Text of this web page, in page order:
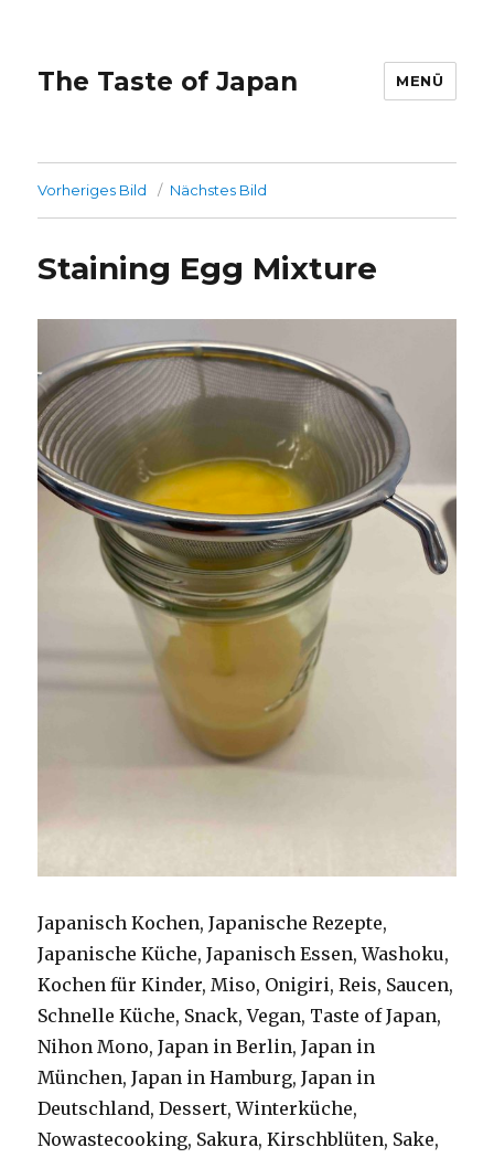
The Taste of Japan MENÜ
Vorheriges Bild Nächstes Bild
Staining Egg Mixture
Japanisch Kochen, Japanische Rezepte,
Japanische Küche, Japanisch Essen, Washoku,
Kochen für Kinder, Miso, Onigiri, Reis, Saucen,
Schnelle Küche, Snack, Vegan, Taste of Japan,
Nihon Mono, Japan in Berlin, Japan in
München, Japan in Hamburg, Japan in
Deutschland, Dessert, Winterküche,
Nowastecooking, Sakura, Kirschblüten, Sake,